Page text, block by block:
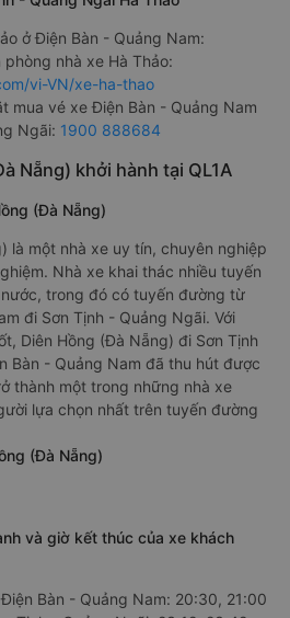
ở Điện Bàn - Quảng Nam:
phòng nhà xe Hà Thảo:
vi-VN/xe-ha-thao
mua vé xe Điện Bàn - Quảng Nam
Ngãi: 1900 888684
Nẵng) khởi hành tại QL1A
(Đà Nẵng)
là một nhà xe uy tín, chuyên nghiệp
Nhà xe khai thác nhiều tuyến
trong đó có tuyến đường từ
đi Sơn Tịnh - Quảng Ngãi. Với
Diên Hồng (Đà Nẵng) đi Sơn Tịnh
Bàn - Quảng Nam đã thu hút được
thành một trong những nhà xe
lựa chọn nhất trên tuyến đường
(Đà Nẵng)
và giờ kết thúc của xe khách
Bàn - Quảng Nam: 20:30, 21:00